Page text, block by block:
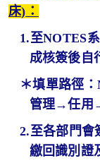
床) ：
1.至NOTES
成核簽後自
＊填單路徑：
管理→任用
2.至各部門會
繳回識別證